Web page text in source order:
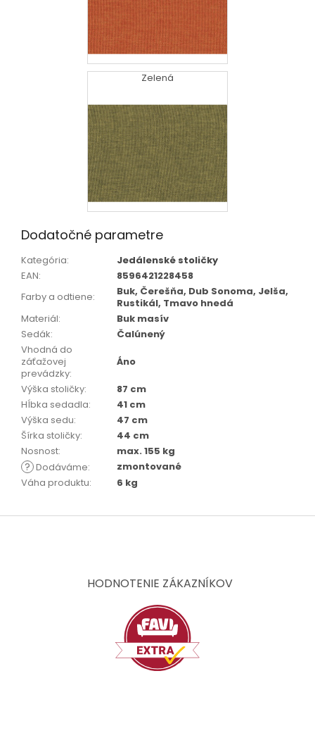
Zelená
Dodatočné parametre
Kategória:
Jedálenské stoličky
EAN:
8596421228458
Farby a odtiene:
Buk, Čerešňa, Dub Sonoma, Jelša,
Rustikál, Tmavo hnedá
Materiál:
Buk masív
Sedák:
Čalúnený
Vhodná do
záťažovej
prevádzky:
Áno
Výška stoličky:
87 cm
Hĺbka sedadla:
41 cm
Výška sedu:
47 cm
Šírka stoličky:
44 cm
Nosnost: max. 155 kg
? Dodáváme:
zmontované
Váha produktu: 6 kg
Z
HODNOTENIE ZÁKAZNÍKOV